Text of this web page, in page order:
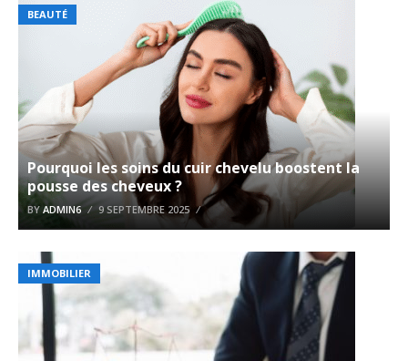
BEAUTÉ
Pourquoi les soins du cuir chevelu boostent la
pousse des cheveux ?
BY ADMIN6 9 SEPTEMBRE 2025
IMMOBILIER